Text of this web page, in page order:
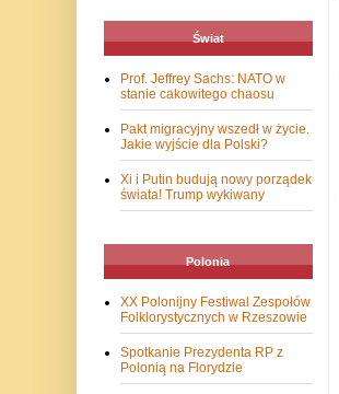
Świat
Prof. Jeffrey Sachs: NATO w
stanie cakowitego chaosu
Pakt migracyjny wszedł w życie.
Jakie wyjście dla Polski?
Xi i Putin budują nowy porządek
świata! Trump wykiwany
Polonia
XX Polonijny Festiwal Zespołów
Folklorystycznych w Rzeszowie
Spotkanie Prezydenta RP z
Polonią na Florydzie